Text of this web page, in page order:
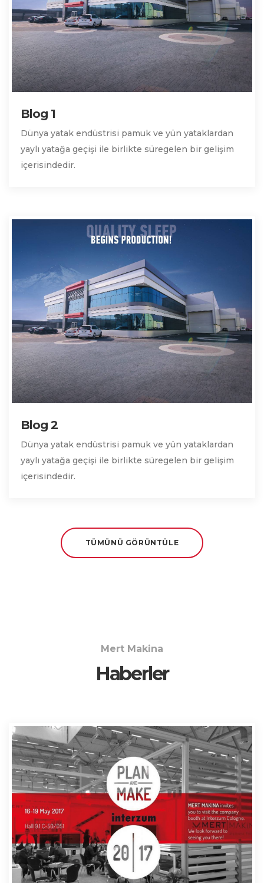
Blog 1
Dünya yatak endüstrisi pamuk ve yün yataklardan
yaylı yatağa geçişi ile birlikte süregelen bir gelişim
içerisindedir.
Blog 2
Dünya yatak endüstrisi pamuk ve yün yataklardan
yaylı yatağa geçişi ile birlikte süregelen bir gelişim
içerisindedir.
TÜMÜNÜ GÖRÜNTÜLE
Mert Makina
Haberler